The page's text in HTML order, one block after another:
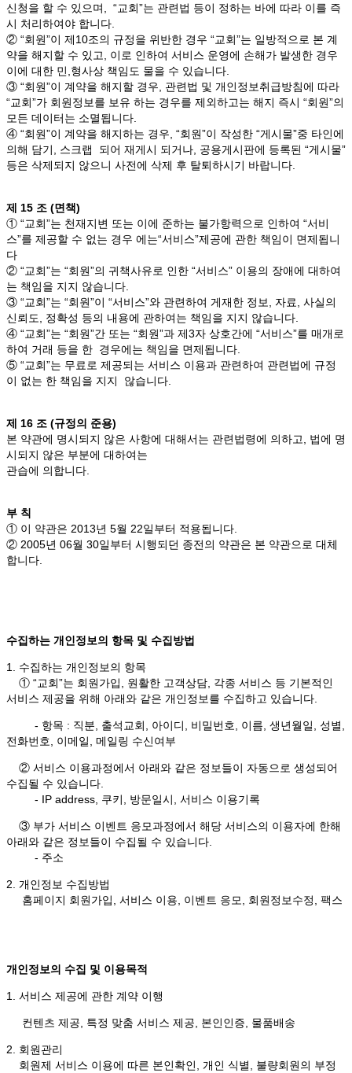
신청을 할 수 있으며, “교회”는 관련법 등이 정하는 바에 따라 이를 즉
시 처리하여야 합니다.
② “회원”이 제10조의 규정을 위반한 경우 “교회”는 일방적으로 본 계
약을 해지할 수 있고, 이로 인하여 서비스 운영에 손해가 발생한 경우
이에 대한 민,형사상 책임도 물을 수 있습니다.
③ “회원”이 계약을 해지할 경우, 관련법 및 개인정보취급방침에 따라
“교회”가 회원정보를 보유 하는 경우를 제외하고는 해지 즉시 “회원”의
모든 데이터는 소멸됩니다.
④ “회원”이 계약을 해지하는 경우, “회원”이 작성한 “게시물”중 타인에
의해 담기, 스크랩 되어 재게시 되거나, 공용게시판에 등록된 “게시물”
등은 삭제되지 않으니 사전에 삭제 후 탈퇴하시기 바랍니다.
제 15 조 (면책)
① “교회”는 천재지변 또는 이에 준하는 불가항력으로 인하여 “서비
스”를 제공할 수 없는 경우 에는“서비스”제공에 관한 책임이 면제됩니
다
② “교회”는 “회원”의 귀책사유로 인한 “서비스” 이용의 장애에 대하여
는 책임을 지지 않습니다.
③ “교회”는 “회원”이 “서비스”와 관련하여 게재한 정보, 자료, 사실의
신뢰도, 정확성 등의 내용에 관하여는 책임을 지지 않습니다.
④ “교회”는 “회원”간 또는 “회원”과 제3자 상호간에 “서비스”를 매개로
하여 거래 등을 한 경우에는 책임을 면제됩니다.
⑤ “교회”는 무료로 제공되는 서비스 이용과 관련하여 관련법에 규정
이 없는 한 책임을 지지 않습니다.
제 16 조 (규정의 준용)
본 약관에 명시되지 않은 사항에 대해서는 관련법령에 의하고, 법에 명
시되지 않은 부분에 대하여는
관습에 의합니다.
부 칙
① 이 약관은 2013년 5월 22일부터 적용됩니다.
② 2005년 06월 30일부터 시행되던 종전의 약관은 본 약관으로 대체
합니다.
수집하는 개인정보의 항목 및 수집방법
1. 수집하는 개인정보의 항목
① “교회”는 회원가입, 원활한 고객상담, 각종 서비스 등 기본적인
서비스 제공을 위해 아래와 같은 개인정보를 수집하고 있습니다.
- 항목 : 직분, 출석교회, 아이디, 비밀번호, 이름, 생년월일, 성별,
전화번호, 이메일, 메일링 수신여부
② 서비스 이용과정에서 아래와 같은 정보들이 자동으로 생성되어
수집될 수 있습니다.
- IP address, 쿠키, 방문일시, 서비스 이용기록
③ 부가 서비스 이벤트 응모과정에서 해당 서비스의 이용자에 한해
아래와 같은 정보들이 수집될 수 있습니다.
- 주소
2. 개인정보 수집방법
홈페이지 회원가입, 서비스 이용, 이벤트 응모, 회원정보수정, 팩스
개인정보의 수집 및 이용목적
1. 서비스 제공에 관한 계약 이행
컨텐츠 제공, 특정 맞춤 서비스 제공, 본인인증, 물품배송
2. 회원관리
회원제 서비스 이용에 따른 본인확인, 개인 식별, 불량회원의 부정